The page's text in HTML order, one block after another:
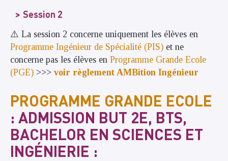
Session 2
⚠️ La session 2 concerne uniquement les élèves en
Programme Ingénieur de Spécialité (PIS) et ne
concerne pas les élèves en Programme Grande Ecole
(PGE) >>> voir règlement AMBition Ingénieur
PROGRAMME GRANDE ECOLE
: ADMISSION BUT 2E, BTS,
BACHELOR EN SCIENCES ET
INGÉNIERIE :